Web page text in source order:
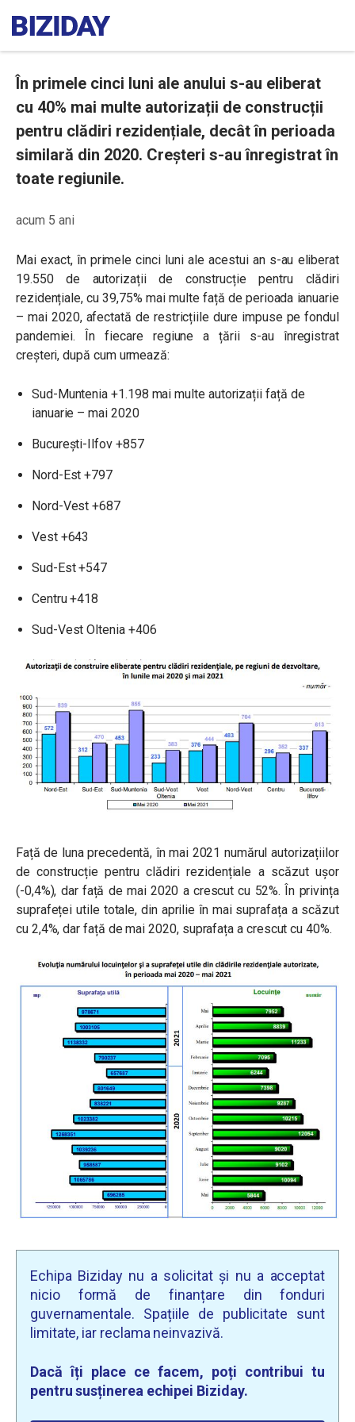
În primele cinci luni ale anului s-au eliberat
cu 40% mai multe autorizații de construcții
pentru clădiri rezidențiale, decât în perioada
similară din 2020. Creșteri s-au înregistrat în
toate regiunile.
acum 5 ani
Mai exact, în primele cinci luni ale acestui an s-au eliberat
19.550 de autorizații de construcție pentru clădiri
rezidențiale, cu 39,75% mai multe față de perioada ianuarie
– mai 2020, afectată de restricțiile dure impuse pe fondul
pandemiei. În fiecare regiune a țării s-au înregistrat
creșteri, după cum urmează:
Sud-Muntenia +1.198 mai multe autorizații față de
ianuarie – mai 2020
București-Ilfov +857
Nord-Est +797
Nord-Vest +687
Vest +643
Sud-Est +547
Centru +418
Sud-Vest Oltenia +406
Față de luna precedentă, în mai 2021 numărul autorizațiilor
de construcție pentru clădiri rezidențiale a scăzut ușor
(-0,4%), dar față de mai 2020 a crescut cu 52%. În privința
suprafeței utile totale, din aprilie în mai suprafața a scăzut
cu 2,4%, dar față de mai 2020, suprafața a crescut cu 40%.
Echipa Biziday nu a solicitat și nu a acceptat
nicio formă de finanțare din fonduri
guvernamentale. Spațiile de publicitate sunt
limitate, iar reclama neinvazivă.
Dacă îți place ce facem, poți contribui tu
pentru susținerea echipei Biziday.